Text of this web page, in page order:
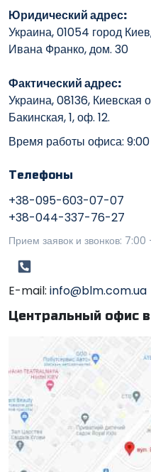
Юридический адрес:
Украина, 01054 город
Ивана Франко, дом. 30
Фактический адрес:
Украина, 08136, Киевская
Бакинская, 1, оф. 12.
Время работы офиса:
Телефоны
+38-095-603-07-07
+38-044-337-76-27
Прием заявок и звонков: 7:00
E-mail: info@blm.com.ua
Центральный офис